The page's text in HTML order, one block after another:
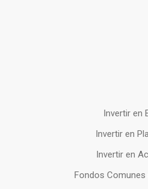
Invertir en
Invertir en
Invertir en
Fondos Comunes